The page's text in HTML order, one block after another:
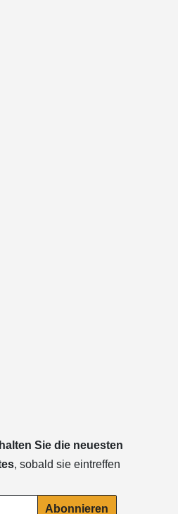
Sie die neuesten
, sobald sie eintreffen